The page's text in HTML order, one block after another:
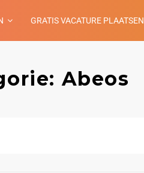
GRATIS VACATURE PLAATSEN
Abeos